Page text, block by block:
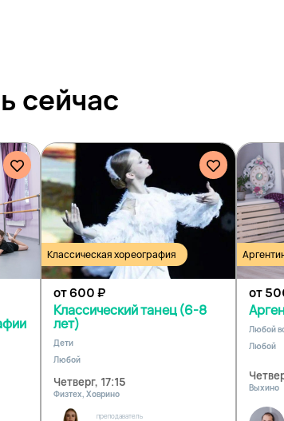
сейчас
Классическая хореография
от 600₽
Классический танец (6-8
лет)
Дети
Любой
Четверг, 17:15
Физтех, Ховрино
преподаватель
от
Любой
Любой
Выхино